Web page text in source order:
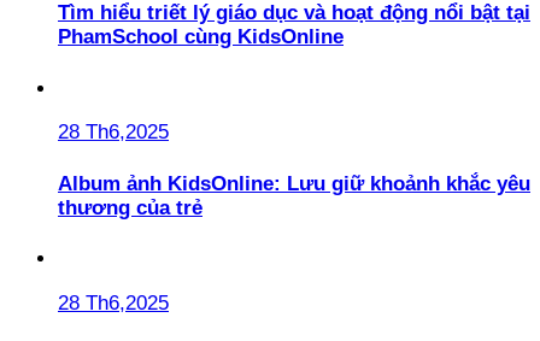
Tìm hiểu triết lý giáo dục và hoạt động nổi bật tại
PhamSchool cùng KidsOnline
28 Th6,2025
Album ảnh KidsOnline: Lưu giữ khoảnh khắc yêu
thương của trẻ
28 Th6,2025